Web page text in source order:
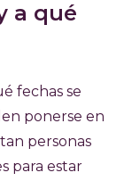
a qué
fechas se
ponerse en
personas
para estar